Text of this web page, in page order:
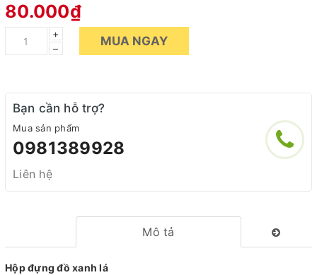
80.000₫
+
–
MUA NGAY
Bạn cần hỗ trợ?
Mua sản phẩm
0981389928
Liên hệ
Mô tả
Hộp đựng đồ xanh lá